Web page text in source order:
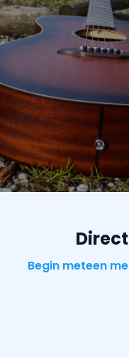
Begin meteen